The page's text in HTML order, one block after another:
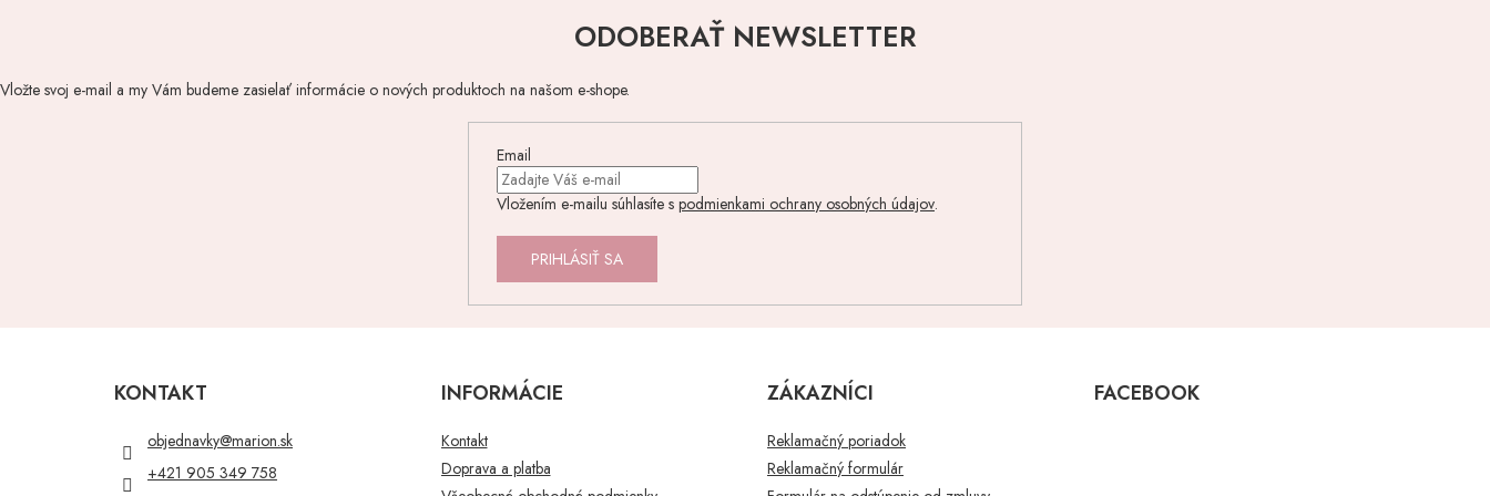
ODOBERAŤ NEWSLETTER
Vložte svoj e-mail a my Vám budeme zasielať informácie o nových produktoch na našom e-shope.
Email
Vložením e-mailu súhlasíte s podmienkami ochrany osobných údajov.
PRIHLÁSIŤ SA
KONTAKT
objednavky@marion.sk
+421 905 349 758
INFORMÁCIE
Kontakt
Doprava a platba
ZÁKAZNÍCI
Reklamačný poriadok
Reklamačný formulár
FACEBOOK